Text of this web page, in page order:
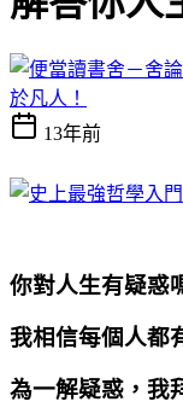
於凡人！
13年前
你對人生有疑惑
我相信每個人都
為一解疑惑，我